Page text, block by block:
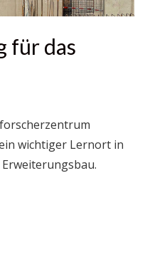
für das
wichtiger Lernort in